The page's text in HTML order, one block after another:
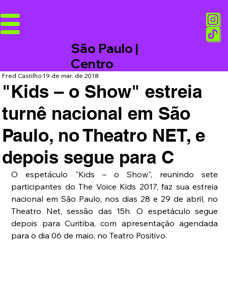
São Paulo |
Centro
"Kids – o Show" estreia
turnê nacional em São
Paulo, no Theatro NET, e
depois segue para C
Fred Castilho19 de mar. de 2018
O espetáculo "Kids – o Show", reunindo sete
participantes do The Voice Kids 2017, faz sua estreia
nacional em São Paulo, nos dias 28 e 29 de abril, no
Theatro Net, sessão das 15h. O espetáculo segue
depois para Curitiba, com apresentação agendada
para o dia 06 de maio, no Teatro Positivo.